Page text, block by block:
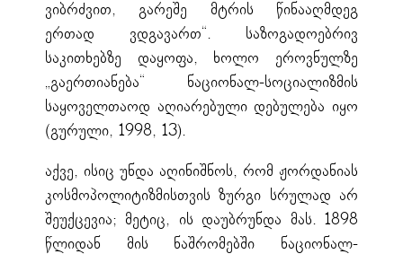
ვიბრძვით, გარეშე მტრის წინააღმდეგ
ერთად ვდგავართ“. საზოგადოებრივ
საკითხებზე დაყოფა, ხოლო ეროვნულზე
„გაერთიანება“ ნაციონალ-სოციალიზმის
საყოველთაოდ აღიარებული დებულება იყო
(გურული, 1998, 13).
აქვე, ისიც უნდა აღინიშნოს, რომ ჟორდანიას
კოსმოპოლიტიზმისთვის ზურგი სრულად არ
შეუქცევია; მეტიც, ის დაუბრუნდა მას. 1898
წლიდან მის ნაშრომებში ნაციონალ-